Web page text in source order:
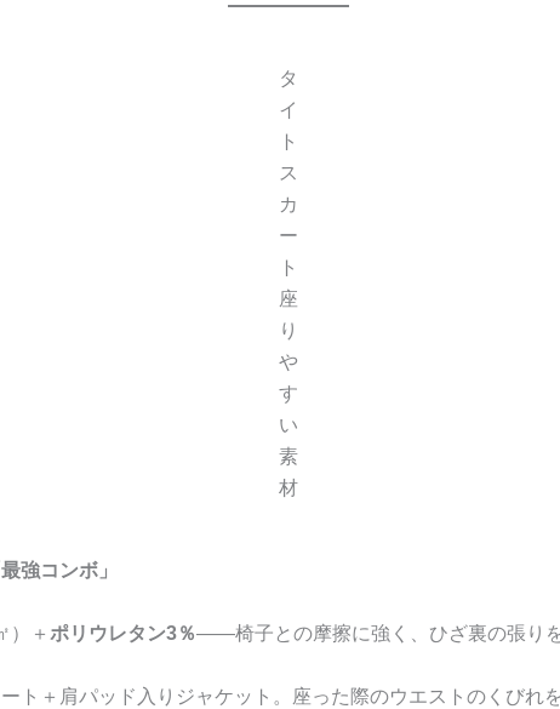
タ
イ
ト
ス
カ
ー
ト
座
り
や
す
い
素
材
強コンボ」
）＋ ポリウレタン3％——椅子との摩擦に強く、ひざ裏の張り
ト＋肩パッド入りジャケット。座った際のウエストのくびれ